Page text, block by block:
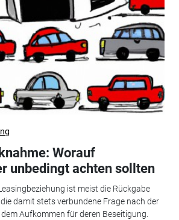
Worauf
unbedingt achten sollten
ist meist die Rückgabe
damit stets verbundene Frage nach der
Aufkommen für deren Beseitigung.